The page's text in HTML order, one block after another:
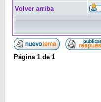
Volver arriba
Página 1 de 1